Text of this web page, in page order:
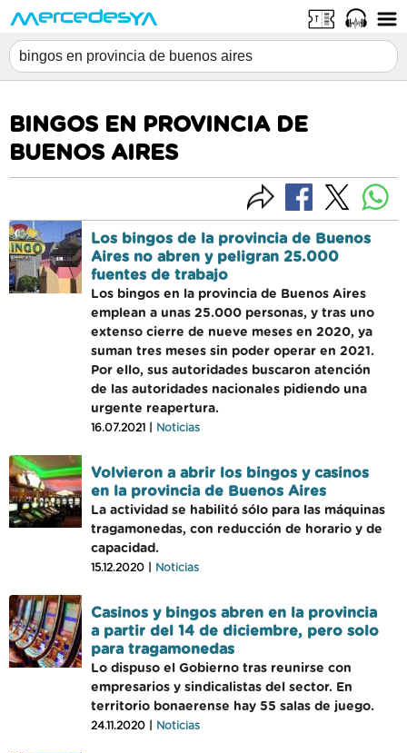
BINGOS EN PROVINCIA DE
BUENOS AIRES
Los bingos de la provincia de Buenos
Aires no abren y peligran 25.000
fuentes de trabajo
Los bingos en la provincia de Buenos Aires
emplean a unas 25.000 personas, y tras uno
extenso cierre de nueve meses en 2020, ya
suman tres meses sin poder operar en 2021.
Por ello, sus autoridades buscaron atención
de las autoridades nacionales pidiendo una
urgente reapertura.
16.07.2021 | Noticias
Volvieron a abrir los bingos y casinos
en la provincia de Buenos Aires
La actividad se habilitó sólo para las máquinas
tragamonedas, con reducción de horario y de
capacidad.
15.12.2020 | Noticias
Casinos y bingos abren en la provincia
a partir del 14 de diciembre, pero solo
para tragamonedas
Lo dispuso el Gobierno tras reunirse con
empresarios y sindicalistas del sector. En
territorio bonaerense hay 55 salas de juego.
24.11.2020 | Noticias